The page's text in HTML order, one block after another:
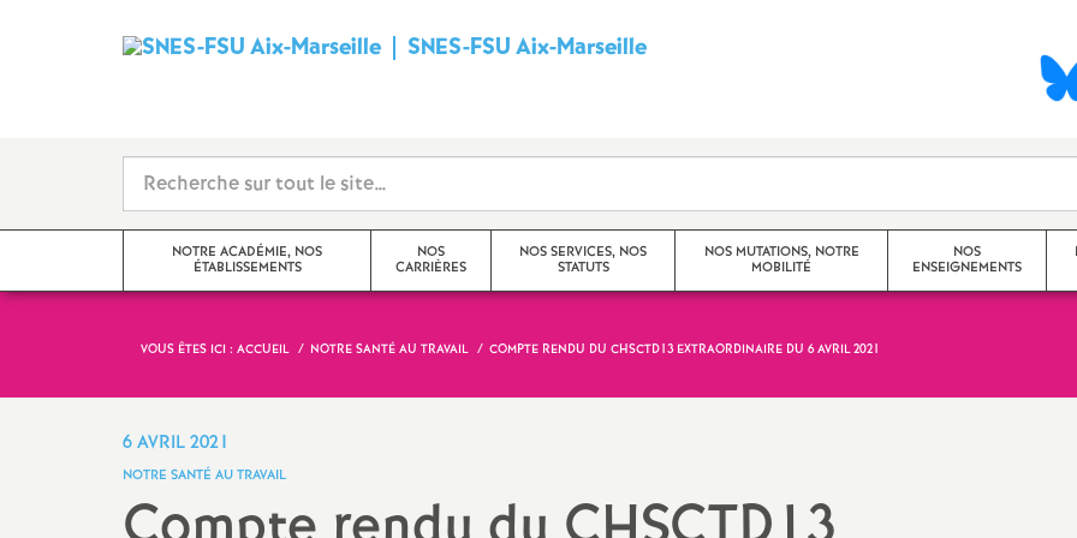
SNES-FSU Aix-MarseilleS
d
i
c
t
NOTRE ACADÉMIE, NOS
ÉTABLISSEMENTS
Actualités de l’académie
NOS
CARRIÈRES
NOS SERVICES, NOS
STATUTS
NOS MUTATIONS, NOTRE
MOBILITÉ
Académique
NOS
ENSEIGNEMENTS
VOUS ÊTES ICI : ACCUEIL NOTRE SANTÉ AU TRAVAIL COMPTE RENDU DU CHSCTD13 EXTRAORDINAIRE DU 6 AVRIL 2021
6 AVRIL 2021
NOTRE SANTÉ AU TRAVAIL